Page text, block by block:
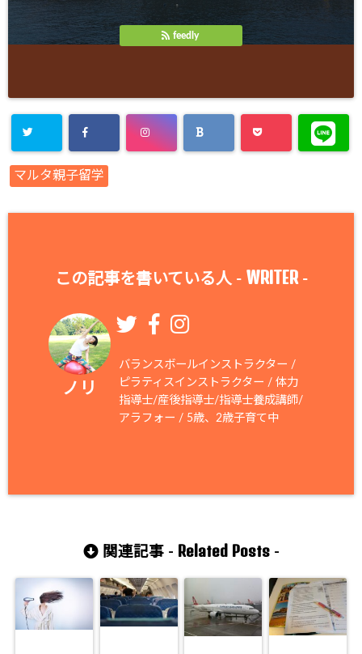
feedly
マルタ親子留学
この記事を書いている人 - WRITER-
ノリ
バランスボールインストラクター /
ピラティスインストラクター / 体力
指導士/産後指導士/指導士養成講師/
アラフォー / 5歳、2歳子育て中
関連記事 - Related Posts-